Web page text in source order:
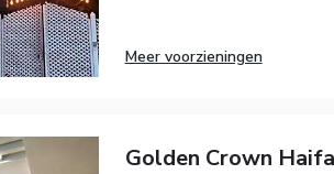
Meer voorzieningen
Golden Crown